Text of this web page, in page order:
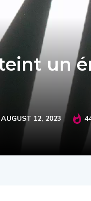
un
AUGUST 12, 2023